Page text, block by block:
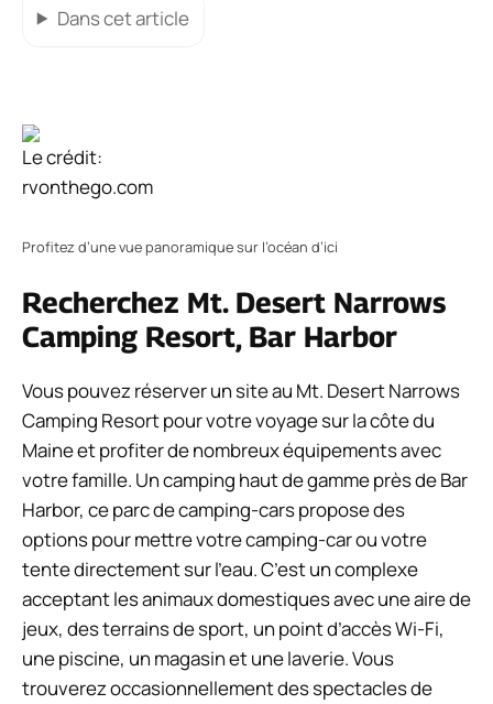
Dans cet article
Le crédit:
rvonthego.com
Profitez d’une vue panoramique sur l’océan d’ici
Recherchez Mt. Desert Narrows
Camping Resort, Bar Harbor
Vous pouvez réserver un site au Mt. Desert Narrows
Camping Resort pour votre voyage sur la côte du
Maine et profiter de nombreux équipements avec
votre famille. Un camping haut de gamme près de Bar
Harbor, ce parc de camping-cars propose des
options pour mettre votre camping-car ou votre
tente directement sur l’eau. C’est un complexe
acceptant les animaux domestiques avec une aire de
jeux, des terrains de sport, un point d’accès Wi-Fi,
une piscine, un magasin et une laverie. Vous
trouverez occasionnellement des spectacles de